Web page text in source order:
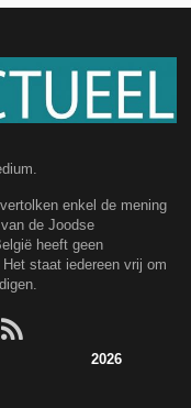
enkel de mening
de Joodse
heeft geen
staat iedereen vrij om
2026